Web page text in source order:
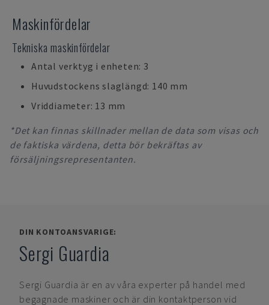
Maskinfördelar
Tekniska maskinfördelar
Antal verktyg i enheten: 3
Huvudstockens slaglängd: 140 mm
Vriddiameter: 13 mm
*Det kan finnas skillnader mellan de data som visas och
de faktiska värdena, detta bör bekräftas av
försäljningsrepresentanten.
DIN KONTOANSVARIGE:
Sergi Guardia
Sergi Guardia är en av våra experter på handel med
begagnade maskiner och är din kontaktperson vid